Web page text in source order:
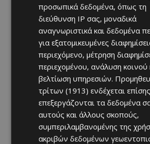
προσωπικά δεδομένα, όπως τη
διεύθυνση IP σας, μοναδικά
αναγνωριστικά και δεδομένα
για εξατομικευμένες
περιεχόμενο, μέτρηση
περιεχομένου, ανάλυση κοινού
βελτίωση υπηρεσιών.
τρίτων (1913) ενδέχεται
επεξεργάζονται τα δεδομένα
αυτούς και άλλους σκοπούς,
συμπεριλαμβανομένης της
ακριβών δεδομένων